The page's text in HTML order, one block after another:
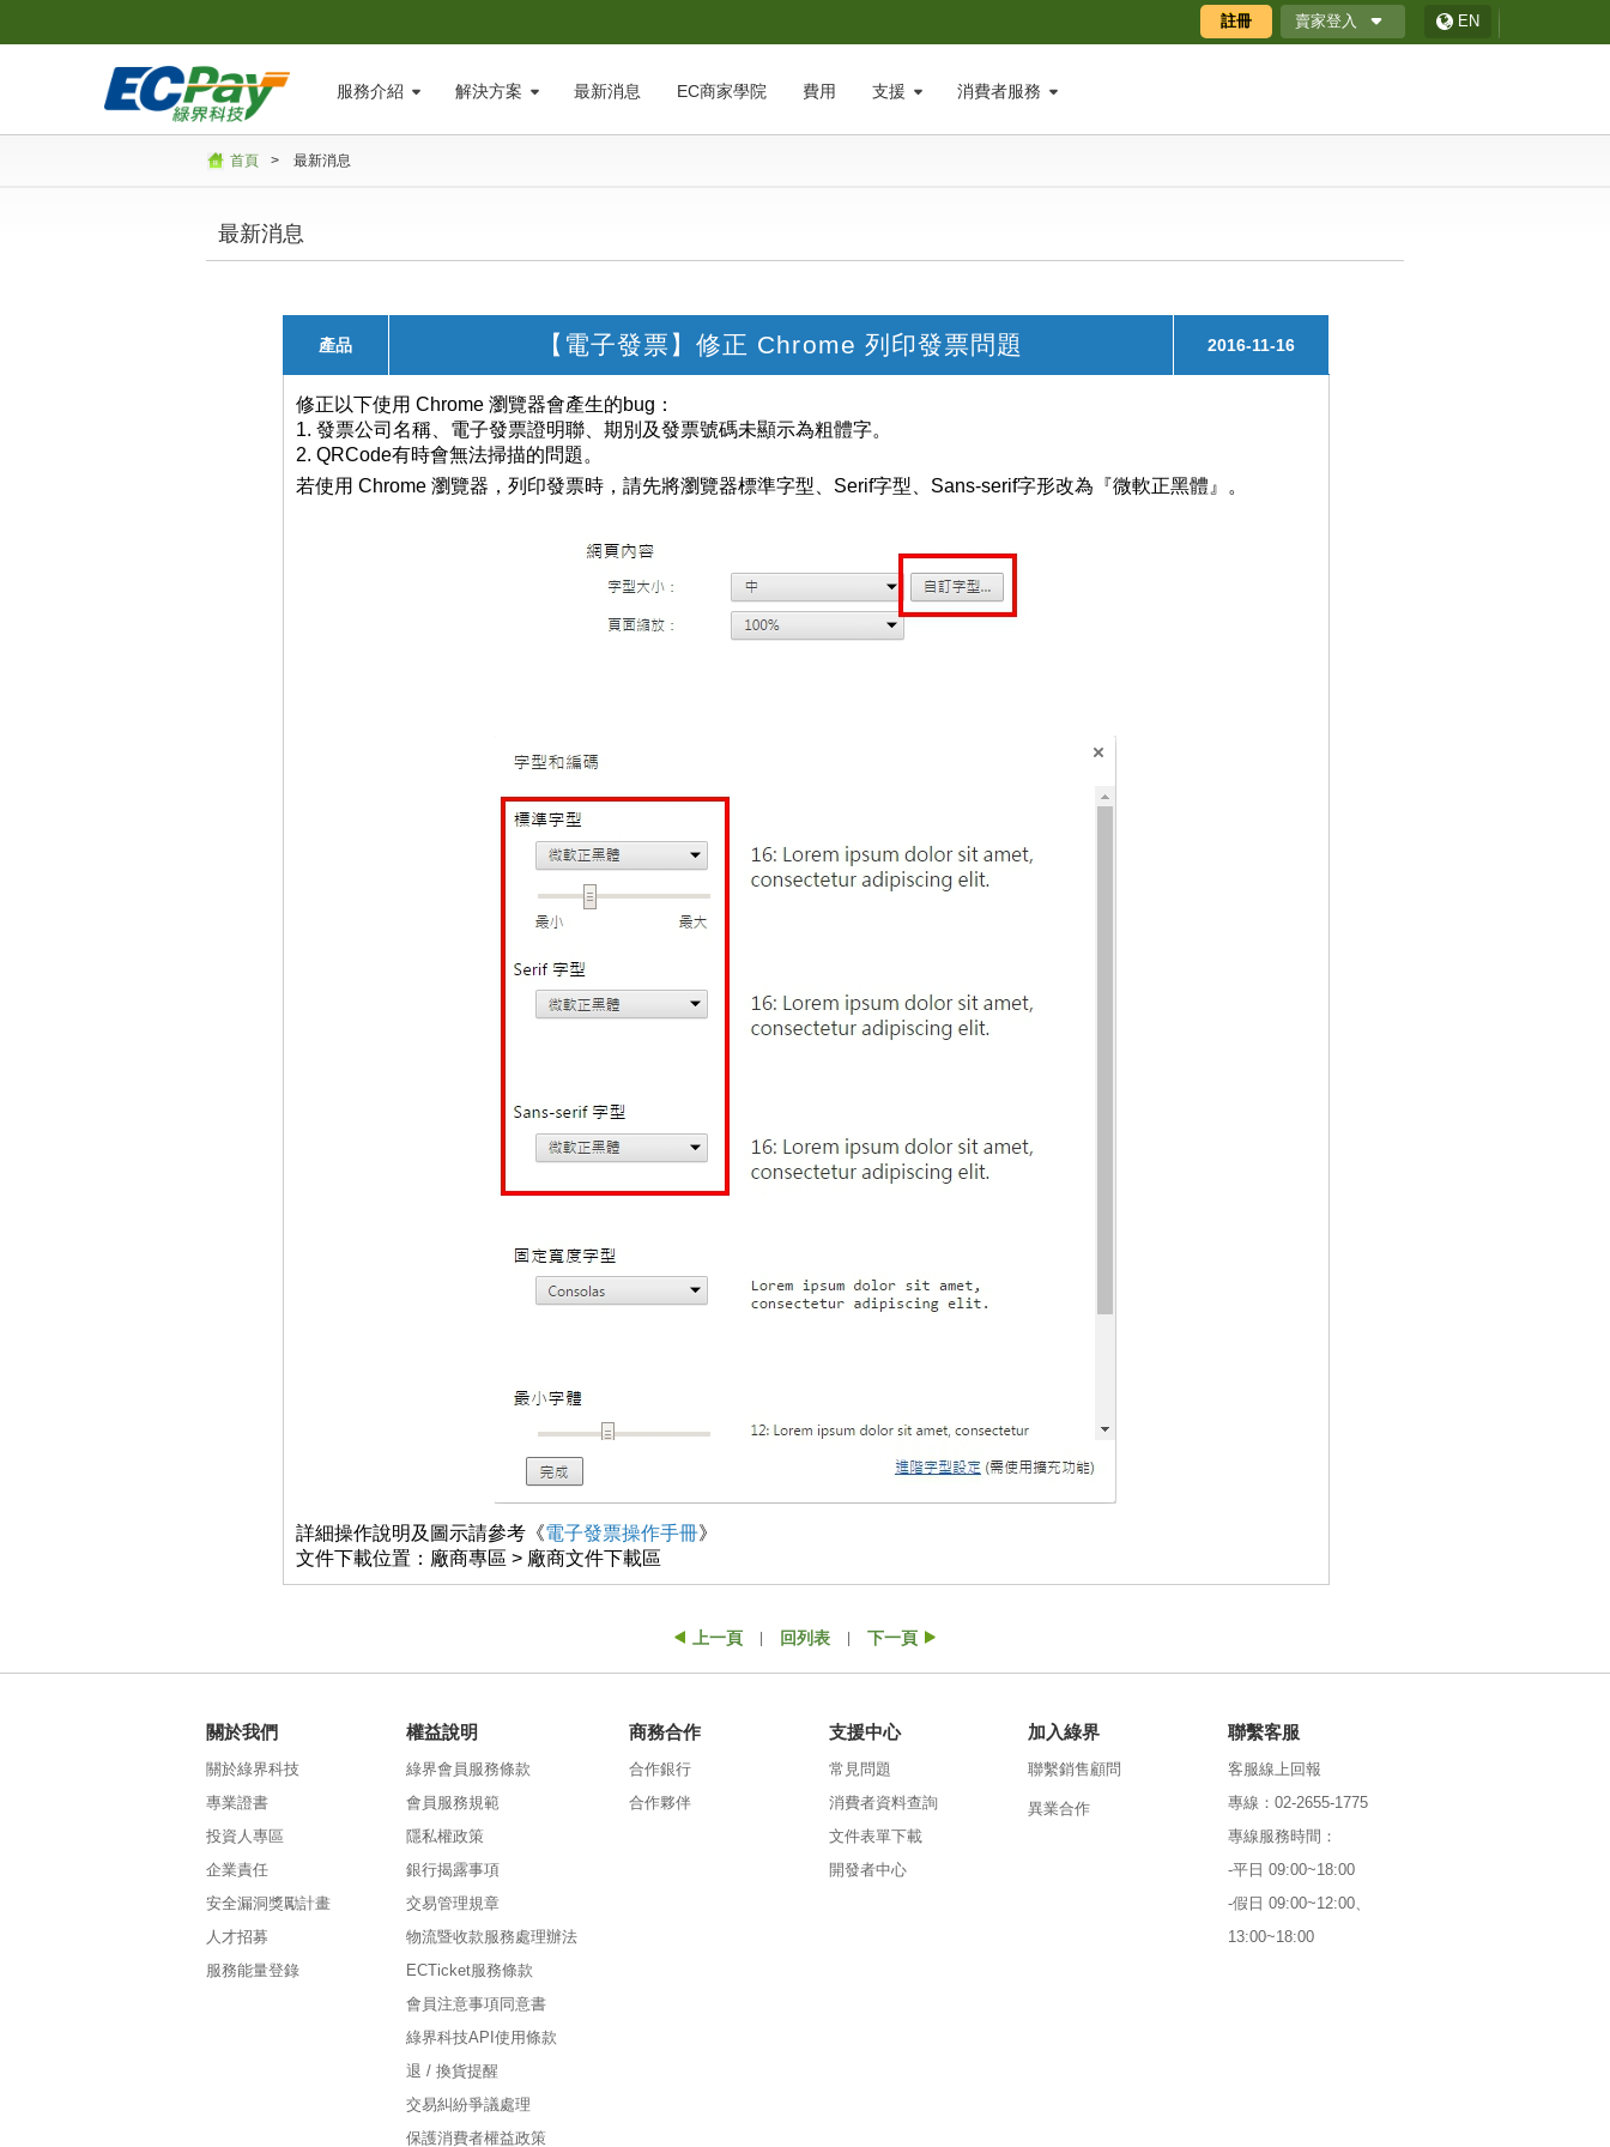
註冊 賣家登入 EN
服務介紹 解決方案 最新消息 EC商家學院 費用 支援 消費者服務
首頁 > 最新消息
最新消息
產品 【電子發票】修正 Chrome 列印發票問題 2016-11-16
修正以下使用 Chrome 瀏覽器會產生的bug：
1. 發票公司名稱、電子發票證明聯、期別及發票號碼未顯示為粗體字。
2. QRCode有時會無法掃描的問題。
若使用 Chrome 瀏覽器，列印發票時，請先將瀏覽器標準字型、Serif字型、Sans-serif字形改為『微軟正黑體』。
詳細操作說明及圖示請參考《電子發票操作手冊》
文件下載位置：廠商專區 > 廠商文件下載區
上一頁 回列表 下一頁
關於我們
關於綠界科技
專業證書
投資人專區
企業責任
安全漏洞獎勵計畫
人才招募
服務能量登錄
權益說明
綠界會員服務條款
會員服務規範
隱私權政策
銀行揭露事項
交易管理規章
物流暨收款服務處理辦法
ECTicket服務條款
會員注意事項同意書
綠界科技API使用條款
退 / 換貨提醒
交易糾紛爭議處理
保護消費者權益政策
商務合作
合作銀行
合作夥伴
支援中心
常見問題
消費者資料查詢
文件表單下載
開發者中心
加入綠界
聯繫銷售顧問
異業合作
聯繫客服
客服線上回報
專線：02-2655-1775
專線服務時間：
-平日 09:00~18:00
-假日 09:00~12:00、
13:00~18:00